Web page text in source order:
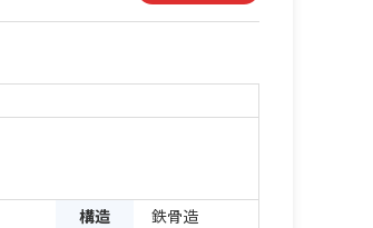
構造 鉄骨造